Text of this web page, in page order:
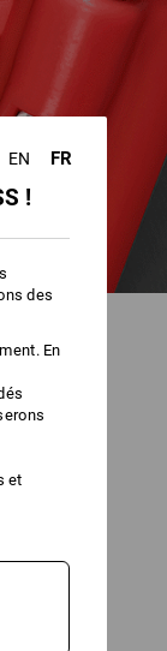
FACILE
EN FR
!
des
En
et